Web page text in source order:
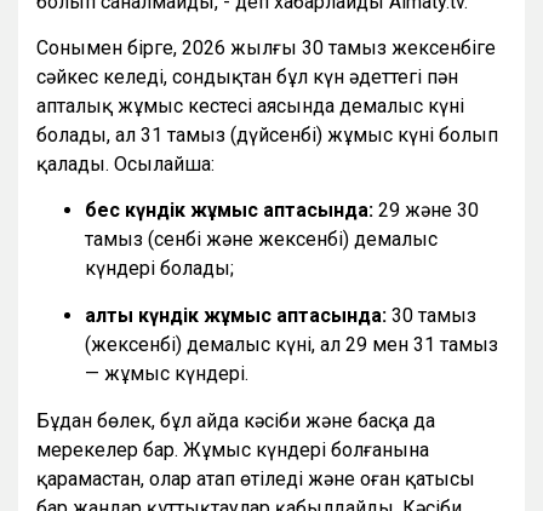
Сонымен бірге, 2026 жылғы 30 тамыз жексенбіге
сәйкес келеді, сондықтан бұл күн әдеттегі пән
апталық жұмыс кестесі аясында демалыс күні
болады, ал 31 тамыз (дүйсенбі) жұмыс күні болып
қалады. Осылайша:
бес күндік жұмыс аптасында: 29 және 30
тамыз (сенбі және жексенбі) демалыс
күндері болады;
алты күндік жұмыс аптасында: 30 тамыз
(жексенбі) демалыс күні, ал 29 мен 31 тамыз
— жұмыс күндері.
Бұдан бөлек, бұл айда кәсіби және басқа да
мерекелер бар. Жұмыс күндері болғанына
қарамастан, олар атап өтіледі және оған қатысы